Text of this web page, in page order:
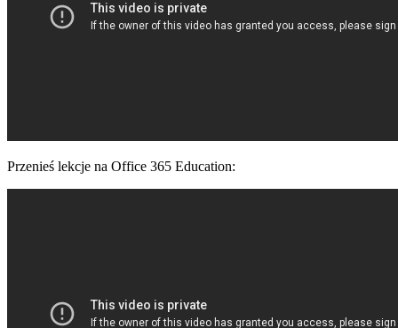
Przenieś lekcje na Office 365 Education: